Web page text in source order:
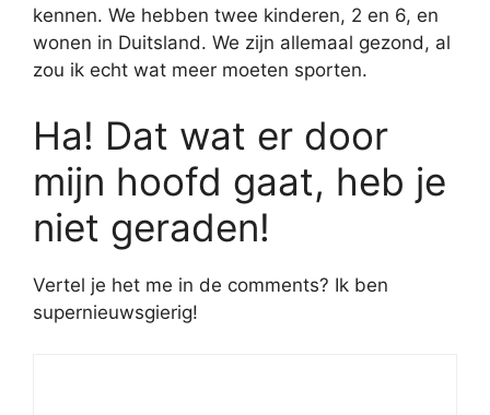
kennen. We hebben twee kinderen, 2 en 6, en
wonen in Duitsland. We zijn allemaal gezond, al
zou ik echt wat meer moeten sporten.
Ha! Dat wat er door
mijn hoofd gaat, heb je
niet geraden!
Vertel je het me in de comments? Ik ben
supernieuwsgierig!